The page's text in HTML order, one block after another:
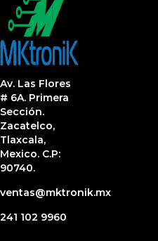
Av. Las Flores
# 6A. Primera
Sección.
Zacatelco,
Tlaxcala,
Mexico. C.P:
90740.
ventas@mktronik.mx
241 102 9960